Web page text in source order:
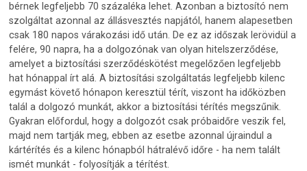
bérnek legfeljebb 70 százaléka lehet. Azonban a biztosító nem
szolgáltat azonnal az állásvesztés napjától, hanem alapesetben
csak 180 napos várakozási idő után. De ez az időszak lerövidül a
felére, 90 napra, ha a dolgozónak van olyan hitelszerződése,
amelyet a biztosítási szerződéskötést megelőzően legfeljebb
hat hónappal írt alá. A biztosítási szolgáltatás legfeljebb kilenc
egymást követő hónapon keresztül térít, viszont ha időközben
talál a dolgozó munkát, akkor a biztosítási térítés megszűnik.
Gyakran előfordul, hogy a dolgozót csak próbaidőre veszik fel,
majd nem tartják meg, ebben az esetbe azonnal újraindul a
kártérítés és a kilenc hónapból hátralévő időre - ha nem talált
ismét munkát - folyosítják a térítést.